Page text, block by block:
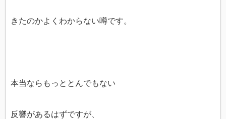
きたのかよくわからない噂です。
本当ならもっととんでもない
反響があるはずですが、